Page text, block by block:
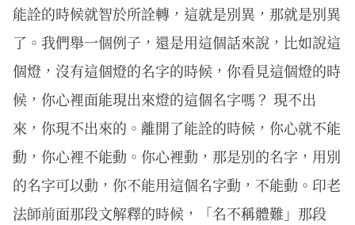
能詮的時候就智於所詮轉，這就是別異，那就是別異
了。我們舉一個例子，還是用這個話來說，比如說這
個燈，沒有這個燈的名字的時候，你看見這個燈的時
候，你心裡面能現出來燈的這個名字嗎？ 現不出
來，你現不出來的。離開了能詮的時候，你心就不能
動，你心裡不能動。你心裡動，那是別的名字，用別
的名字可以動，你不能用這個名字動，不能動。印老
法師前面那段文解釋的時候，「名不稱體難」那段